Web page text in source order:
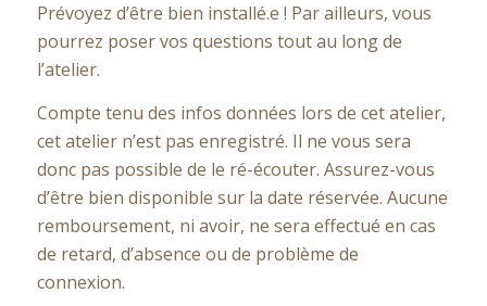
Prévoyez d’être bien installé.e ! Par ailleurs, vous
pourrez poser vos questions tout au long de
l’atelier.
Compte tenu des infos données lors de cet atelier,
cet atelier n’est pas enregistré. Il ne vous sera
donc pas possible de le ré-écouter. Assurez-vous
d’être bien disponible sur la date réservée. Aucune
remboursement, ni avoir, ne sera effectué en cas
de retard, d’absence ou de problème de
connexion.